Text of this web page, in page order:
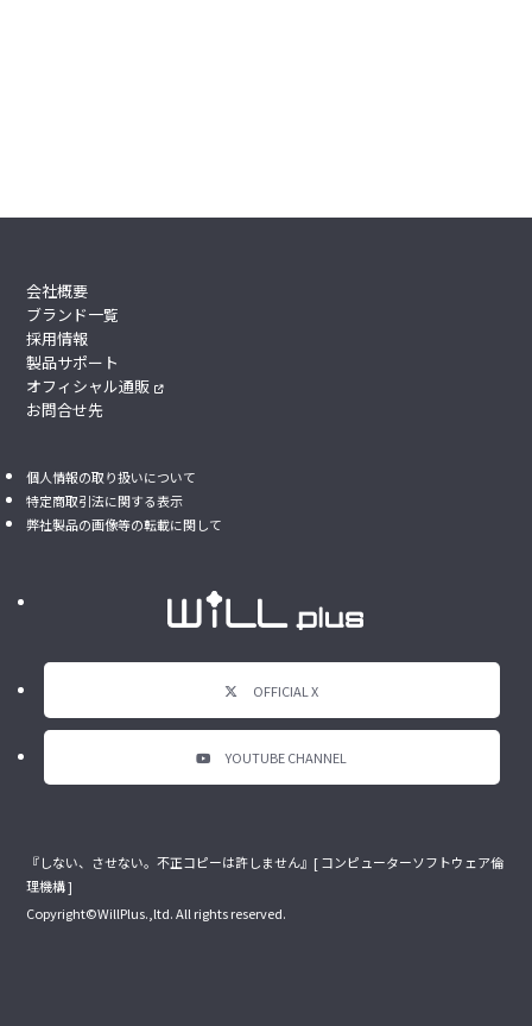
会社概要
ブランド一覧
採用情報
製品サポート
オフィシャル通販
お問合せ先
個人情報の取り扱いについて
特定商取引法に関する表示
弊社製品の画像等の転載に関して
OFFICIAL X
YOUTUBE CHANNEL
『しない、させない。不正コピーは許しません』[ コンピューターソフトウェア倫
理機構 ]
Copyright©WillPlus.,ltd. All rights reserved.